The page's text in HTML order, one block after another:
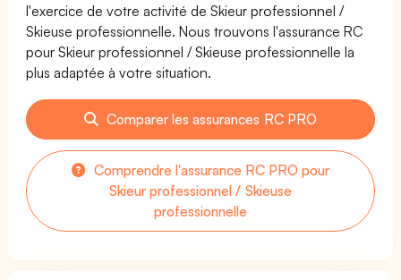
l'exercice de votre activité de Skieur professionnel /
Skieuse professionnelle. Nous trouvons l'assurance RC
pour Skieur professionnel / Skieuse professionnelle la
plus adaptée à votre situation.
Comparer les assurances RC PRO
Comprendre l'assurance RC PRO pour
Skieur professionnel / Skieuse
professionnelle